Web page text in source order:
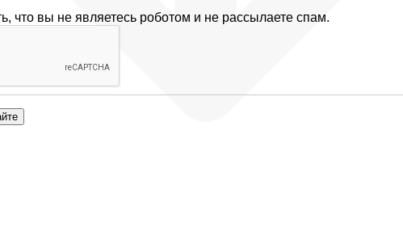
что вы не являетесь роботом и не рассылаете спам.